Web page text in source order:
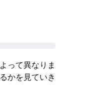
って異なりま
かを見ていき